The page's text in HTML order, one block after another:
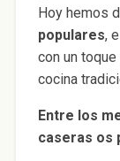
Hoy hemos
populares,
con un
cocina
Entre los
caseras os